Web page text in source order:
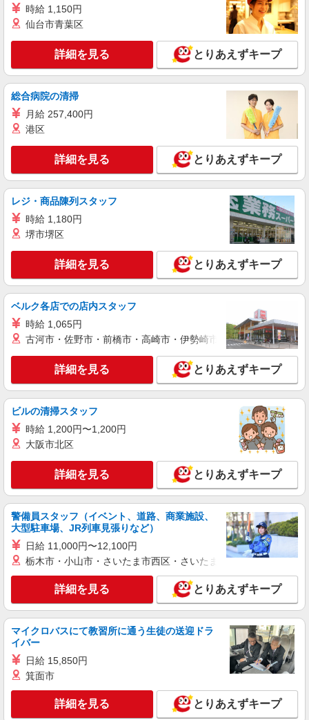
時給 1,150円
仙台市青葉区
詳細を見る とりあえずキープ
総合病院の清掃
月給 257,400円
港区
詳細を見る とりあえずキープ
レジ・商品陳列スタッフ
時給 1,180円
堺市堺区
詳細を見る とりあえずキープ
ベルク各店での店内スタッフ
時給 1,065円
古河市・佐野市・前橋市・高崎市・伊勢崎市・太田市・館林市
詳細を見る とりあえずキープ
ビルの清掃スタッフ
時給 1,200円〜1,200円
大阪市北区
詳細を見る とりあえずキープ
警備員スタッフ（イベント、道路、商業施設、
大型駐車場、JR列車見張りなど）
日給 11,000円〜12,100円
栃木市・小山市・さいたま市西区・さいたま市岩槻区・久喜市・
詳細を見る とりあえずキープ
マイクロバスにて教習所に通う生徒の送迎ドラ
イバー
日給 15,850円
箕面市
詳細を見る とりあえずキープ